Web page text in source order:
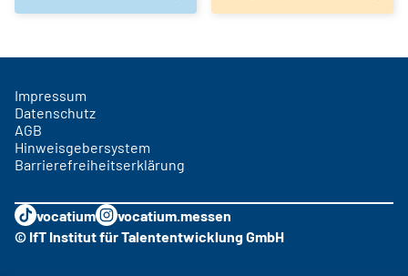
Impressum
Datenschutz
AGB
Hinweisgebersystem
Barrierefreiheitserklärung
vocatium
vocatium.messen
© IfT Institut für Talententwicklung GmbH